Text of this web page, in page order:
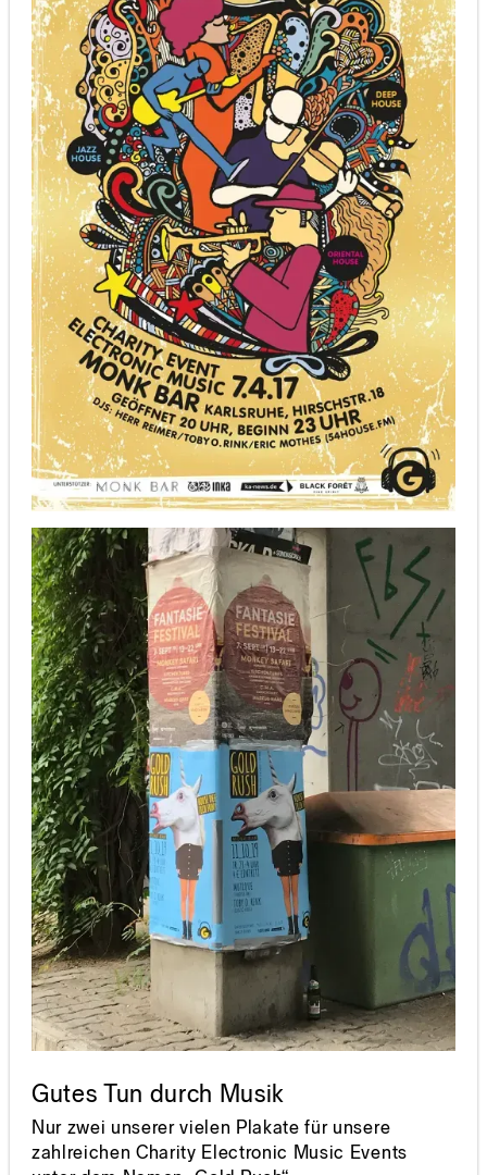
Gutes Tun durch Musik
Nur zwei unserer vielen Plakate für unsere
zahlreichen Charity Electronic Music Events